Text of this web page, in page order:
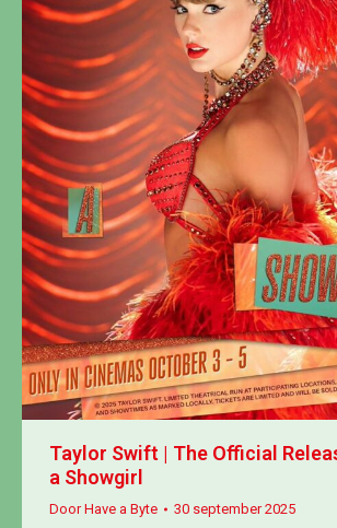
Taylor Swift | The Official
a Showgirl
DoorHave a Byte 30 september 2025